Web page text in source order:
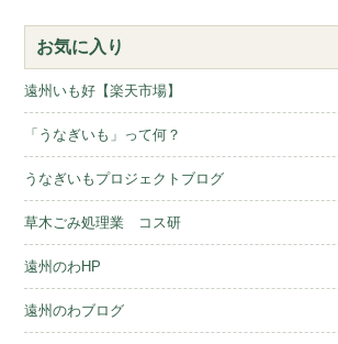
お気に入り
遠州いも好【楽天市場】
「うなぎいも」って何？
うなぎいもプロジェクトブログ
草木ごみ処理業 コス研
遠州のわHP
遠州のわブログ